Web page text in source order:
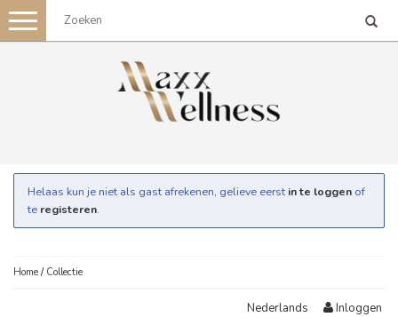
Toggle
navigation
Helaas kun je niet als gast afrekenen, gelieve eerst in te loggen of
te registeren.
Home / Collectie
Nederlands Inloggen